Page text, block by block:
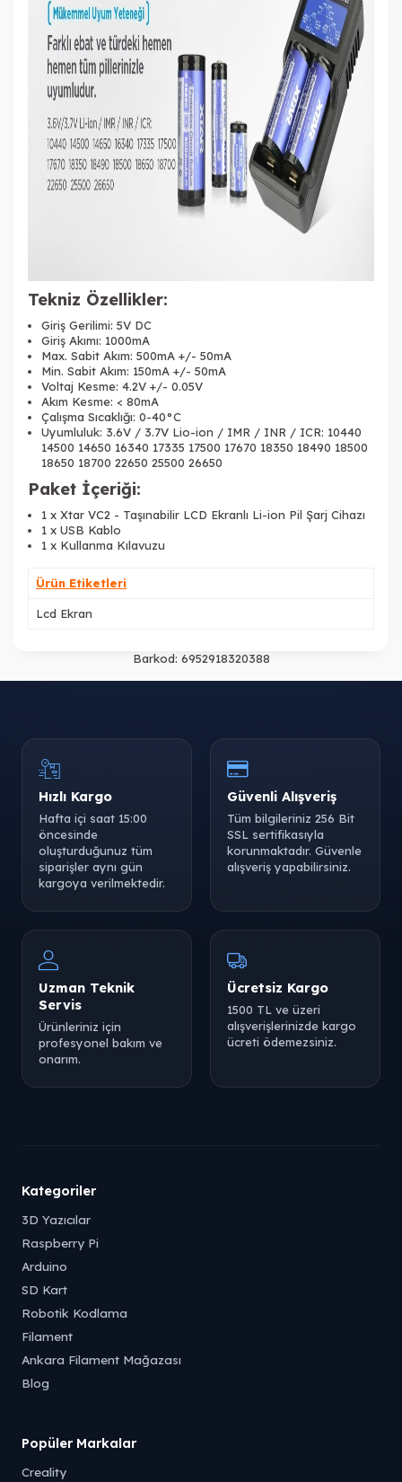
Tekniz Özellikler:
Giriş Gerilimi: 5V DC
Giriş Akımı: 1000mA
Max. Sabit Akım: 500mA +/- 50mA
Min. Sabit Akım: 150mA +/- 50mA
Voltaj Kesme: 4.2V +/- 0.05V
Akım Kesme: < 80mA
Çalışma Sıcaklığı: 0-40°C
Uyumluluk: 3.6V / 3.7V Lio-ion / IMR / INR / ICR: 10440
14500 14650 16340 17335 17500 17670 18350 18490 18500
18650 18700 22650 25500 26650
Paket İçeriği:
1 x Xtar VC2 - Taşınabilir LCD Ekranlı Li-ion Pil Şarj Cihazı
1 x USB Kablo
1 x Kullanma Kılavuzu
Ürün Etiketleri
Lcd Ekran
Barkod: 6952918320388
Hızlı Kargo
Hafta içi saat 15:00
öncesinde
oluşturduğunuz tüm
siparişler aynı gün
kargoya verilmektedir.
Güvenli Alışveriş
Tüm bilgileriniz 256 Bit
SSL sertifikasıyla
korunmaktadır. Güvenle
alışveriş yapabilirsiniz.
Uzman Teknik
Servis
Ürünleriniz için
profesyonel bakım ve
onarım.
Ücretsiz Kargo
1500 TL ve üzeri
alışverişlerinizde kargo
ücreti ödemezsiniz.
Kategoriler
3D Yazıcılar
Raspberry Pi
Arduino
SD Kart
Robotik Kodlama
Filament
Ankara Filament Mağazası
Blog
Popüler Markalar
Creality